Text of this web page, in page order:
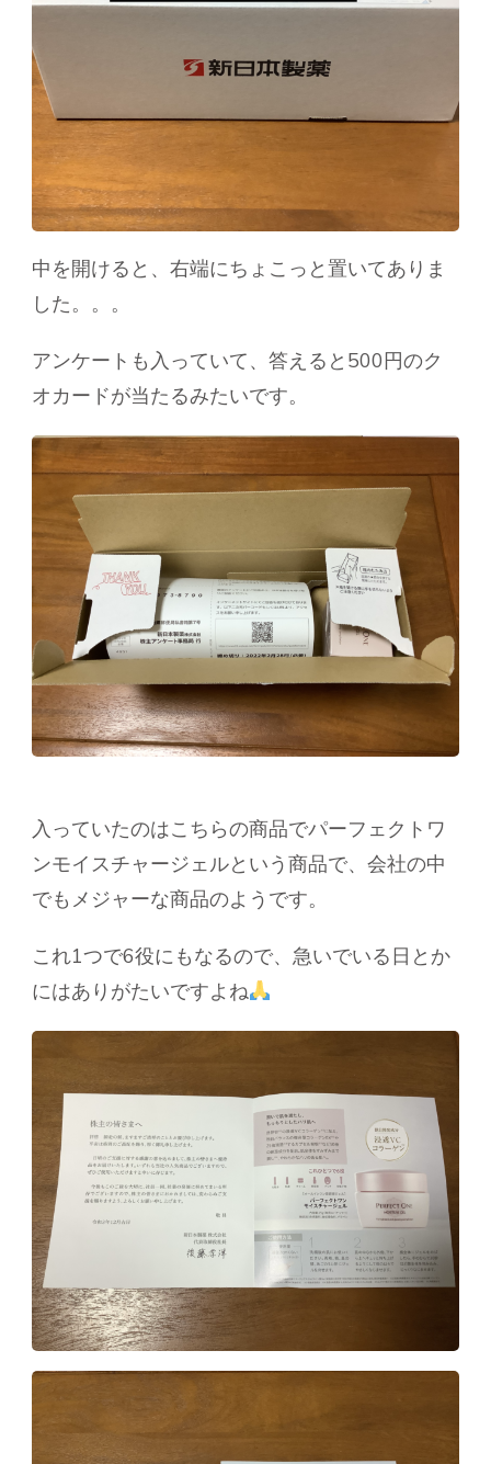
中を開けると、右端にちょこっと置いてありま
した。。。
アンケートも入っていて、答えると500円のク
オカードが当たるみたいです。
入っていたのはこちらの商品でパーフェクトワ
ンモイスチャージェルという商品で、会社の中
でもメジャーな商品のようです。
これ1つで6役にもなるので、急いでいる日とか
にはありがたいですよね